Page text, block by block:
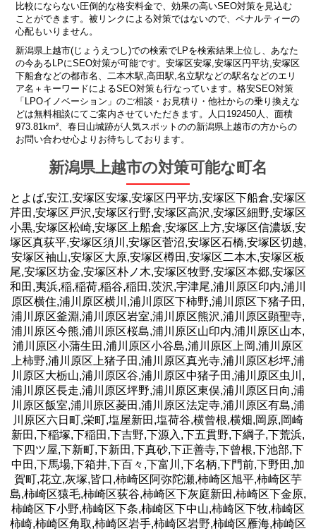
比較にならない圧倒的な格安料金で、効果の高いSEO対策を見込む
ことができます。被リンクによる対策ではないので、ペナルティーの
心配もいりません。
新潟県上越市(じょうえつし)での検索でLPを検索結果上位し、あなた
の今あるLPにSEO対策が可能です。安塚区安塚,安塚区円平坊,安塚区
下船倉などの都市名、二本木駅,高田駅,名立駅などの駅名などのエリ
ア名＋キーワードによるSEO対策も行なっています。格安SEO対策
「LPOイノベーション」のご相談・お見積り・他社からの乗り換えな
どは無料相談にてご案内させていただきます。人口192450人、面積
973.81km²、春日山城跡が人気スポットのの新潟県上越市の方からの
お問い合わせ心よりお待ちしております。
新潟県上越市の対策可能な町名
とよば,安江,安塚区安塚,安塚区円平坊,安塚区下船倉,安塚区
芹田,安塚区戸沢,安塚区行野,安塚区高沢,安塚区細野,安塚区
小黒,安塚区松崎,安塚区上船倉,安塚区上方,安塚区信濃坂,安
塚区真荻平,安塚区須川,安塚区菅沼,安塚区石橋,安塚区切越,
安塚区袖山,安塚区大原,安塚区樽田,安塚区二本木,安塚区板
尾,安塚区坊金,安塚区朴ノ木,安塚区牧野,安塚区本郷,安塚区
和田,夷浜,稲,稲荷,稲谷,稲田,茨沢,宇津尾,浦川原区印内,浦川
原区横住,浦川原区横川,浦川原区下柿野,浦川原区下猪子田,
浦川原区釜淵,浦川原区岩室,浦川原区熊沢,浦川原区顕聖寺,
浦川原区今熊,浦川原区桜島,浦川原区山印内,浦川原区山本,
浦川原区小蒲生田,浦川原区小谷島,浦川原区上岡,浦川原区
上柿野,浦川原区上猪子田,浦川原区真光寺,浦川原区杉坪,浦
川原区大栃山,浦川原区谷,浦川原区中猪子田,浦川原区虫川,
浦川原区長走,浦川原区坪野,浦川原区東俣,浦川原区日向,浦
川原区飯室,浦川原区菱田,浦川原区法定寺,浦川原区有島,浦
川原区六日町,栄町,塩屋新田,塩荷谷,横曾根,横畑,岡原,岡崎
新田,下稲塚,下稲田,下吉野,下源入,下五貫野,下綱子,下荒浜,
下四ツ屋,下新町,下新田,下真砂,下正善寺,下曾根,下池部,下
中田,下馬場,下箱井,下百々,下富川,下名柄,下門前,下野田,加
賀町,花立,灰塚,皆口,柿崎区阿弥陀瀬,柿崎区旭平,柿崎区芋
島,柿崎区猿毛,柿崎区荻谷,柿崎区下灰庭新田,柿崎区下金原,
柿崎区下小野,柿崎区下条,柿崎区下中山,柿崎区下牧,柿崎区
柿崎,柿崎区角取,柿崎区岩手,柿崎区岩野,柿崎区雁海,柿崎区